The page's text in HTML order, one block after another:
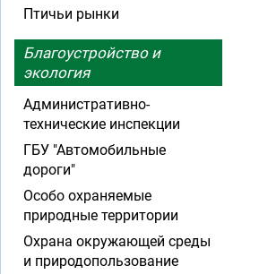
Птичьи рынки
Благоустройство и
экология
Административно-
технические инспекции
ГБУ "Автомобильные
дороги"
Особо охраняемые
природные территории
Охрана окружающей среды
и природопользование